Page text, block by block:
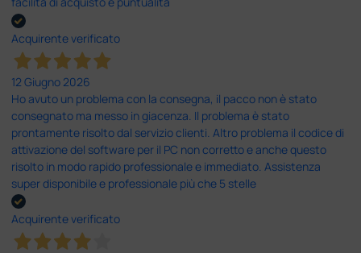
Acquirente verificato
12 Giugno 2026
Ho avuto un problema con la consegna, il pacco non è stato
consegnato ma messo in giacenza. Il problema è stato
prontamente risolto dal servizio clienti. Altro problema il codice di
attivazione del software per il PC non corretto e anche questo
risolto in modo rapido professionale e immediato. Assistenza
super disponibile e professionale più che 5 stelle
Acquirente verificato